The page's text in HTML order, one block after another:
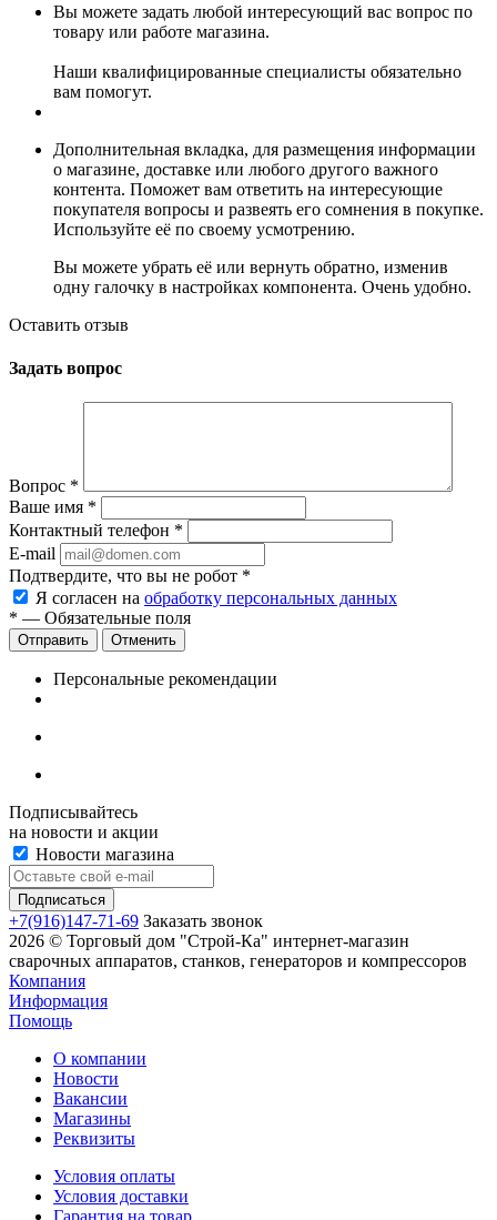
Вы можете задать любой интересующий вас вопрос по
товару или работе магазина.
Наши квалифицированные специалисты обязательно
вам помогут.
Дополнительная вкладка, для размещения информации
о магазине, доставке или любого другого важного
контента. Поможет вам ответить на интересующие
покупателя вопросы и развеять его сомнения в покупке.
Используйте её по своему усмотрению.
Вы можете убрать её или вернуть обратно, изменив
одну галочку в настройках компонента. Очень удобно.
Оставить отзыв
Задать вопрос
Вопрос *
Ваше имя *
Контактный телефон *
E-mail
Подтвердите, что вы не робот *
Я согласен на обработку персональных данных
* — Обязательные поля
Отменить
Персональные рекомендации
Подписывайтесь
на новости и акции
Новости магазина
+7(916)147-71-69 Заказать звонок
2026 © Торговый дом "Строй-Ка" интернет-магазин
сварочных аппаратов, станков, генераторов и компрессоров
Компания
Информация
Помощь
О компании
Новости
Вакансии
Магазины
Реквизиты
Условия оплаты
Условия доставки